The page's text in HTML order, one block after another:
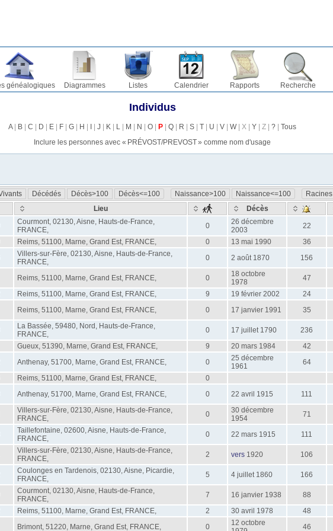
généalogiques Diagrammes Listes Calendrier Rapports Recherche
Individus
A| B | C | D | E | F | G | H | I | J | K | L | M | N | O | P | Q | R | S | T | U | V | W| X | Y | Z | ? | Tous
Inclure les personnes avec « PRÉVOST/PREVOST» comme nom d'usage
Décédés Décès>100 Décès<=100 Naissance>100 Naissance<=100 Racines
Lieu Décès
Courmont, 02130, Aisne, Hauts-de-France,
FRANCE,
0
26 décembre
2003
22
Reims, 51100, Marne, Grand Est, FRANCE, 0 13 mai 1990 36
Villers-sur-Fère, 02130, Aisne, Hauts-de-France,
FRANCE,
0 2 août 1870 156
Reims, 51100, Marne, Grand Est, FRANCE, 0
18 octobre
1978
47
Reims, 51100, Marne, Grand Est, FRANCE, 9 19 février 2002 24
Reims, 51100, Marne, Grand Est, FRANCE, 0 17 janvier 1991 35
La Bassée, 59480, Nord, Hauts-de-France,
FRANCE,
0 17 juillet 1790 236
Gueux, 51390, Marne, Grand Est, FRANCE, 9 20 mars 1984 42
Anthenay, 51700, Marne, Grand Est, FRANCE, 0
25 décembre
1961
64
Reims, 51100, Marne, Grand Est, FRANCE,
0
Anthenay, 51700, Marne, Grand Est, FRANCE, 0 22 avril 1915 111
Villers-sur-Fère, 02130, Aisne, Hauts-de-France,
FRANCE,
0
30 décembre
1954
71
Taillefontaine, 02600, Aisne, Hauts-de-France,
FRANCE,
0 22 mars 1915 111
Villers-sur-Fère, 02130, Aisne, Hauts-de-France,
FRANCE,
2 vers 1920 106
Coulonges en Tardenois, 02130, Aisne, Picardie,
FRANCE,
5 4 juillet 1860 166
Courmont, 02130, Aisne, Hauts-de-France,
FRANCE,
7 16 janvier 1938 88
Reims, 51100, Marne, Grand Est, FRANCE, 2 30 avril 1978 48
Brimont, 51220, Marne, Grand Est, FRANCE, 0
12 octobre
46